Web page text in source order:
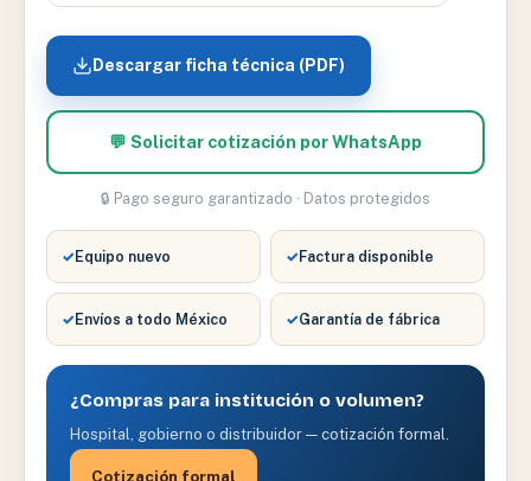
Descargar ficha técnica (PDF)
💬 Solicitar cotización por WhatsApp
🔒 Pago seguro garantizado · Datos protegidos
✓Equipo nuevo ✓Factura disponible
✓Envíos a todo México ✓Garantía de fábrica
¿Compras para institución o volumen?
Hospital, gobierno o distribuidor — cotización formal.
Cotización formal